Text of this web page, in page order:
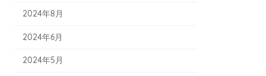
2024年8月
2024年6月
2024年5月